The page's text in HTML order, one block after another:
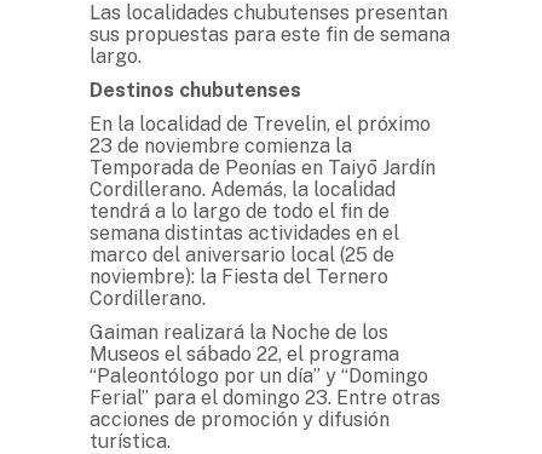
Las localidades chubutenses presentan
sus propuestas para este fin de semana
largo.
Destinos chubutenses
En la localidad de Trevelin, el próximo
23 de noviembre comienza la
Temporada de Peonías en Taiyō Jardín
Cordillerano. Además, la localidad
tendrá a lo largo de todo el fin de
semana distintas actividades en el
marco del aniversario local (25 de
noviembre): la Fiesta del Ternero
Cordillerano.
Gaiman realizará la Noche de los
Museos el sábado 22, el programa
“Paleontólogo por un día” y “Domingo
Ferial” para el domingo 23. Entre otras
acciones de promoción y difusión
turística.